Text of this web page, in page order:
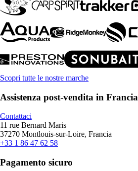
Scopri tutte le nostre marche
Assistenza post-vendita in Francia
Contattaci
11 rue Bernard Maris
37270 Montlouis-sur-Loire, Francia
+33 1 86 47 62 58
Pagamento sicuro